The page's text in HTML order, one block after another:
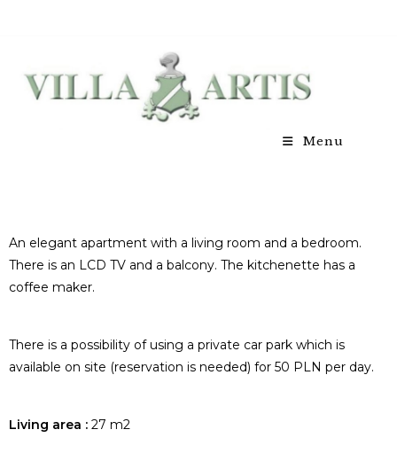
Menu
An elegant apartment with a living room and a bedroom.
There is an LCD TV and a balcony. The kitchenette has a
coffee maker.
There is a possibility of using a private car park which is
available on site (reservation is needed) for 50 PLN per day.
Living area : 27 m2